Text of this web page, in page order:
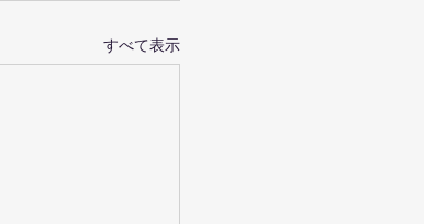
すべて表示